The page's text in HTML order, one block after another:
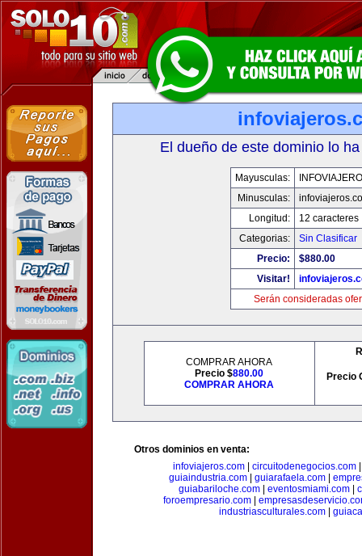
El dueño de este dominio lo
Mayusculas:
Minusculas:
Longitud:
12 caracteres
Categorias:
Sin Clasificar
Precio:
$880.00
Visitar!
Serán consideradas
COMPRAR AHORA
Precio $880.00
COMPRAR AHORA
Precio
Otros dominios en venta:
infoviajeros.com
circuitodenegocios.com
guiaindustria.com
guiarafaela.com
guiabariloche.com
eventosmiami.com
foroempresario.com|
industriasculturales.com|